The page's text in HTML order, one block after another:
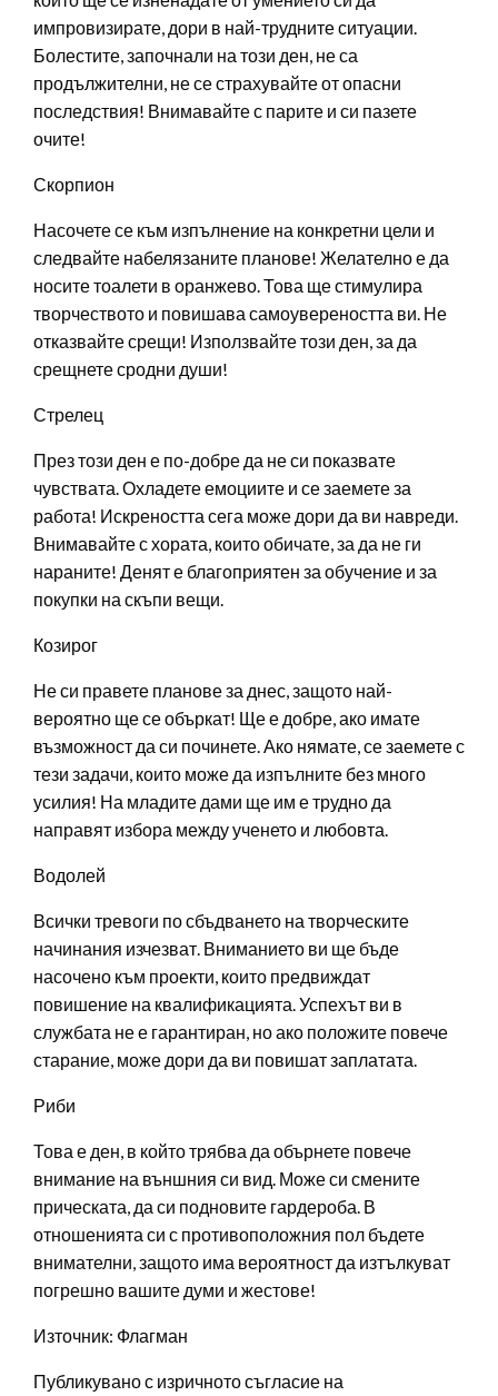
импровизирате, дори в най-трудните ситуации.
Болестите, започнали на този ден, не са
продължителни, не се страхувайте от опасни
последствия! Внимавайте с парите и си пазете
очите!
Скорпион
Насочете се към изпълнение на конкретни цели и
следвайте набелязаните планове! Желателно е да
носите тоалети в оранжево. Това ще стимулира
творчеството и повишава самоувереността ви. Не
отказвайте срещи! Използвайте този ден, за да
срещнете сродни души!
Стрелец
През този ден е по-добре да не си показвате
чувствата. Охладете емоциите и се заемете за
работа! Искреността сега може дори да ви навреди.
Внимавайте с хората, които обичате, за да не ги
нараните! Денят е благоприятен за обучение и за
покупки на скъпи вещи.
Козирог
Не си правете планове за днес, защото най-
вероятно ще се объркат! Ще е добре, ако имате
възможност да си починете. Ако нямате, се заемете с
тези задачи, които може да изпълните без много
усилия! На младите дами ще им е трудно да
направят избора между ученето и любовта.
Водолей
Всички тревоги по сбъдването на творческите
начинания изчезват. Вниманието ви ще бъде
насочено към проекти, които предвиждат
повишение на квалификацията. Успехът ви в
службата не е гарантиран, но ако положите повече
старание, може дори да ви повишат заплатата.
Риби
Това е ден, в който трябва да обърнете повече
внимание на външния си вид. Може си смените
прическата, да си подновите гардероба. В
отношенията си с противоположния пол бъдете
внимателни, защото има вероятност да изтълкуват
погрешно вашите думи и жестове!
Източник: Флагман
Публикувано с изричното съгласие на